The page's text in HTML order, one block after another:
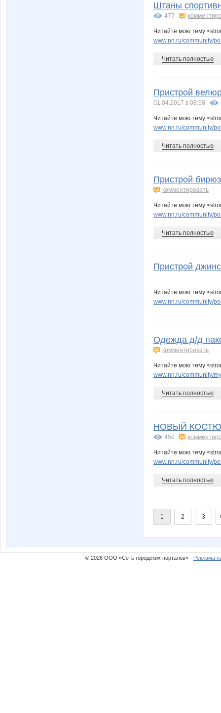
Штаны
477
Читайте мою тему
www.nn.ru/community/
Читать полностью
Пристрой
01.04.2017 в 08:58
Читайте мою тему
www.nn.ru/community/
Читать полностью
Пристрой
комментировать
Читайте мою тему
www.nn.ru/community/
Читать полностью
Пристрой
Читайте мою тему
www.nn.ru/community/
Одежда д/д
комментировать
Читайте мою тему
www.nn.ru/community/
Читать полностью
НОВЫЙ
450
Читайте мою тему
www.nn.ru/community/
Читать полностью
1 2 3
© 2026 ООО «Сеть городских порталов» · Реклама